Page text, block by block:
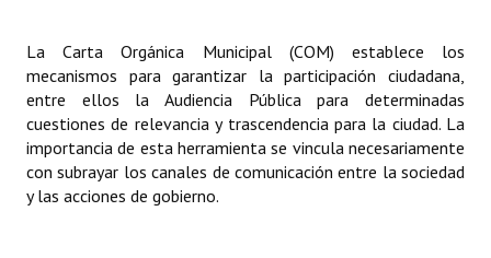
Audiencias Públicas - Registro
Mujeres que Dejaron Huellas - Registro
Periodistas Decanos - Registro
Ciudadano Ilustre - Registro
La Carta Orgánica Municipal (COM) establece los
mecanismos para garantizar la participación ciudadana,
entre ellos la Audiencia Pública para determinadas
cuestiones de relevancia y trascendencia para la ciudad. La
importancia de esta herramienta se vincula necesariamente
con subrayar los canales de comunicación entre la sociedad
y las acciones de gobierno.